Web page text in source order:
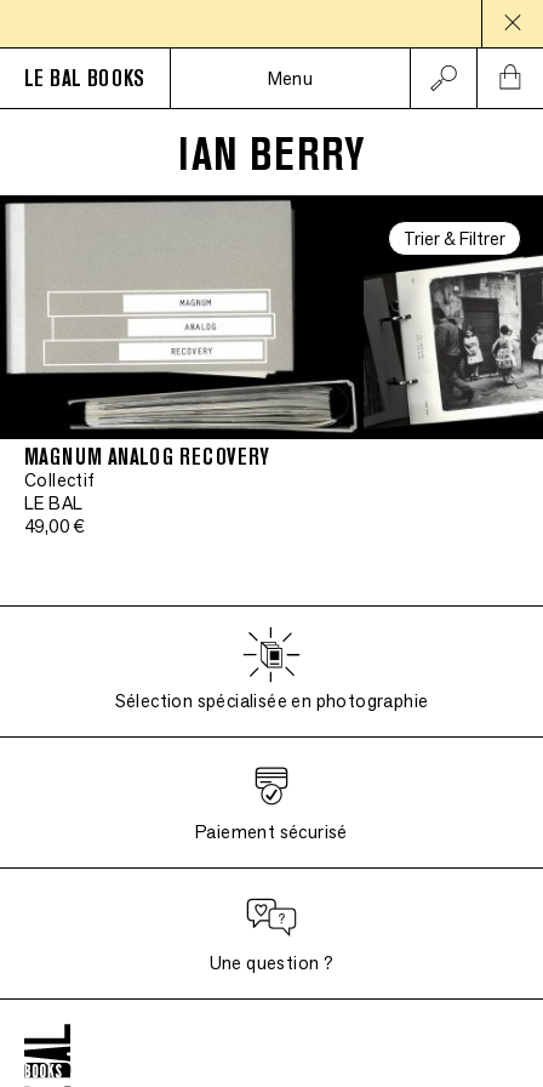
LE BAL BOOKS Menu
IAN BERRY
Trier & Filtrer
MAGNUM ANALOG RECOVERY
Collectif
LE BAL
49,00 €
Sélection spécialisée en photographie
Paiement sécurisé
Une question ?